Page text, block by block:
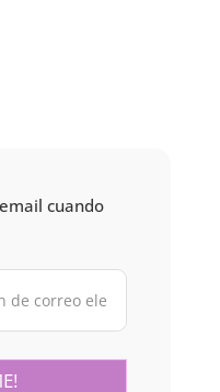
cuando